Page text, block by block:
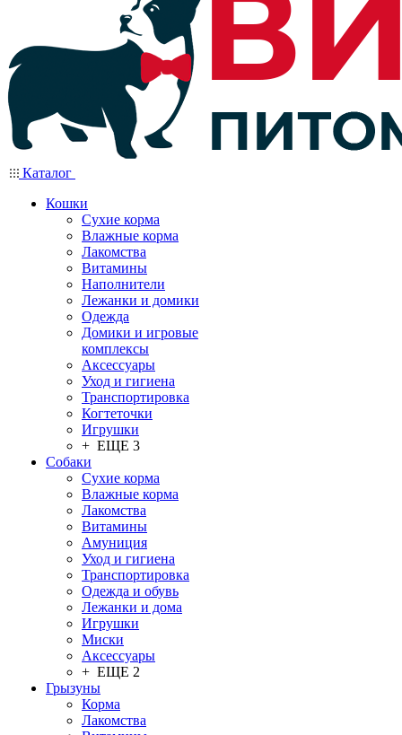
Каталог
Кошки
Сухие корма
Влажные корма
Лакомства
Витамины
Наполнители
Лежанки и домики
Одежда
Домики и игровые
комплексы
Аксессуары
Уход и гигиена
Транспортировка
Когтеточки
Игрушки
+ ЕЩЕ 3
Собаки
Сухие корма
Влажные корма
Лакомства
Витамины
Амуниция
Уход и гигиена
Транспортировка
Одежда и обувь
Лежанки и дома
Игрушки
Миски
Аксессуары
+ ЕЩЕ 2
Грызуны
Корма
Лакомства